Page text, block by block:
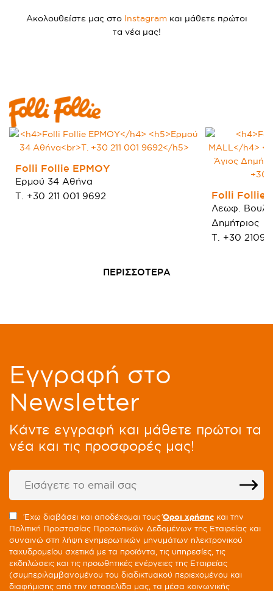
Ακολουθείστε μας στο Instagramκαι μάθετε πρώτοι
τα νέα μας!
ΠΕΡΙΣΣΟΤΕΡΑ
Folli Follie ΕΡΜΟΥ
Ερμού 34 Αθήνα
Τ. +30 211 001 9692
Folli Follie
Λεωφ.
Δημήτριος
Τ. +30
Eγγραφή στο
Newsletter
Kάντε εγγραφή και μάθετε πρώτοι τα
νέα και τις προσφορές μας!
Έχω διαβάσει και αποδέχομαι τουςΌροι χρήσης και την
Πολιτική Προστασίας Προσωπικών Δεδομένων της Εταιρείας και
συναινώ στη λήψη ενημερωτικών μηνυμάτων ηλεκτρονικού
ταχυδρομείου σχετικά με τα προϊόντα, τις υπηρεσίες, τις
εκδηλώσεις και τις προωθητικές ενέργειες της Εταιρείας
(συμπεριλαμβανομένου του διαδικτυακού περιεχομένου και
διαφήμισης από την ιστοσελίδα μας, τα μέσα κοινωνικής